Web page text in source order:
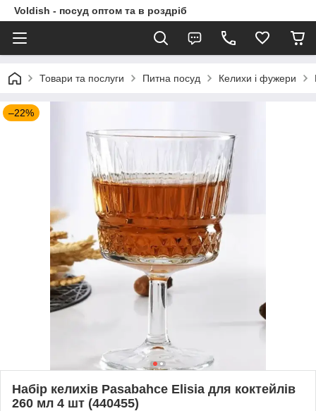
Voldish - посуд оптом та в роздріб
Товари та послуги Питна посуд Келихи і фужери
–22%
Набір келихів Pasabahce Elisia для коктейлів
260 мл 4 шт (440455)